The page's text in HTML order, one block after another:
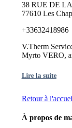
38 RUE DE
77610 Les
+33632418986
V.Therm
Myrto VERO,
Lire la suite
Retour à
À propos de